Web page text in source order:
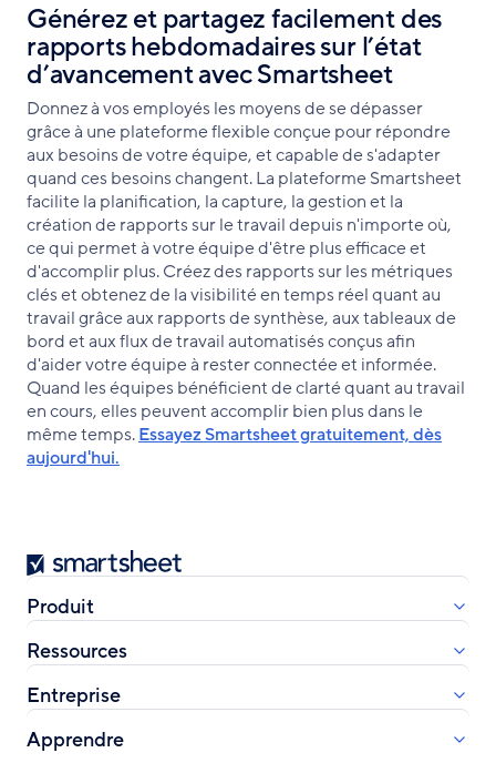
Générez et partagez facilement des
rapports hebdomadaires sur l’état
d’avancement avec Smartsheet
Donnez à vos employés les moyens de se dépasser
grâce à une plateforme flexible conçue pour répondre
aux besoins de votre équipe, et capable de s'adapter
quand ces besoins changent. La plateforme Smartsheet
facilite la planification, la capture, la gestion et la
création de rapports sur le travail depuis n'importe où,
ce qui permet à votre équipe d'être plus efficace et
d'accomplir plus. Créez des rapports sur les métriques
clés et obtenez de la visibilité en temps réel quant au
travail grâce aux rapports de synthèse, aux tableaux de
bord et aux flux de travail automatisés conçus afin
d'aider votre équipe à rester connectée et informée.
Quand les équipes bénéficient de clarté quant au travail
en cours, elles peuvent accomplir bien plus dans le
même temps.Essayez Smartsheet gratuitement, dès
aujourd'hui.
Smartsheet
Produit
Ressources
Entreprise
Apprendre